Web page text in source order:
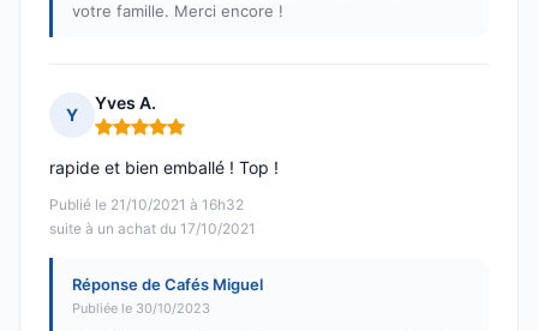
votre famille. Merci encore !
Y
Yves A.
Note : 5 sur 5
Publié le 21/10/2021 à 16h32
suite à un achat du 17/10/2021
rapide et bien emballé ! Top !
Réponse de Cafés Miguel
Publiée le 30/10/2023